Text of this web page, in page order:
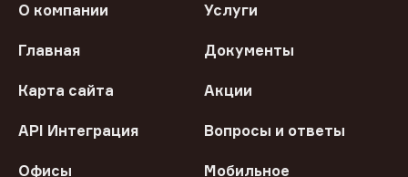
О компании Услуги
Главная Документы
Карта сайта Акции
API Интеграция Вопросы и ответы
Офисы
Мобильное